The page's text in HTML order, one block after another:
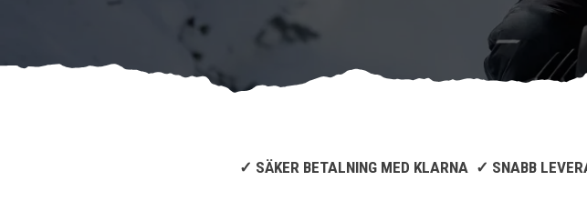
✓ SÄKER BETALNING MED KLARNA ✓ SNABB